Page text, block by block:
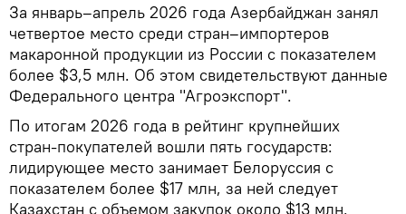
За январь–апрель 2026 года Азербайджан занял
четвертое место среди стран–импортеров
макаронной продукции из России с показателем
более $3,5 млн. Об этом свидетельствуют данные
Федерального центра "Агроэкспорт".
По итогам 2026 года в рейтинг крупнейших
стран‑покупателей вошли пять государств:
лидирующее место занимает Белоруссия с
показателем более $17 млн, за ней следует
Казахстан с объемом закупок около $13 млн.